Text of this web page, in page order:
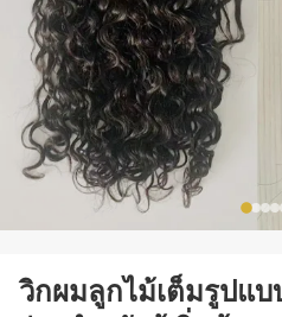
วิกผมลูกไม้เต็มรูปแ